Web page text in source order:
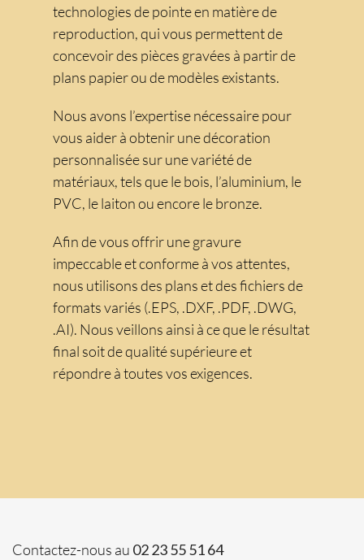
technologies de pointe en matière de
reproduction, qui vous permettent de
concevoir des pièces gravées à partir de
plans papier ou de modèles existants.
Nous avons l’expertise nécessaire pour
vous aider à obtenir une décoration
personnalisée sur une variété de
matériaux, tels que le bois, l’aluminium, le
PVC, le laiton ou encore le bronze.
Afin de vous offrir une gravure
impeccable et conforme à vos attentes,
nous utilisons des plans et des fichiers de
formats variés (.EPS, .DXF, .PDF, .DWG,
.AI). Nous veillons ainsi à ce que le résultat
final soit de qualité supérieure et
répondre à toutes vos exigences.
Contactez-nous au 02 23 55 51 64